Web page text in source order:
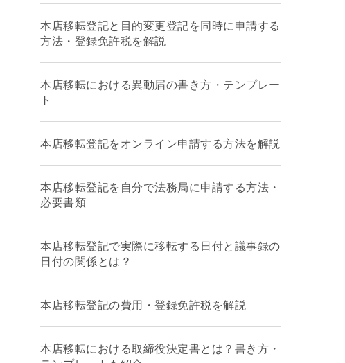
本店移転登記と目的変更登記を同時に申請する
方法・登録免許税を解説
本店移転における異動届の書き方・テンプレー
ト
本店移転登記をオンライン申請する方法を解説
本店移転登記を自分で法務局に申請する方法・
必要書類
本店移転登記で実際に移転する日付と議事録の
日付の関係とは？
本店移転登記の費用・登録免許税を解説
本店移転における取締役決定書とは？書き方・